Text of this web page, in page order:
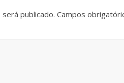
publicado. Campos